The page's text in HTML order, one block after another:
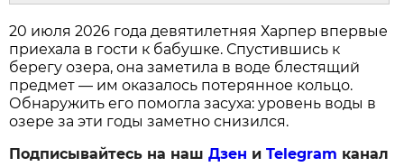
20 июля 2026 года девятилетняя Харпер впервые
приехала в гости к бабушке. Спустившись к
берегу озера, она заметила в воде блестящий
предмет — им оказалось потерянное кольцо.
Обнаружить его помогла засуха: уровень воды в
озере за эти годы заметно снизился.
Подписывайтесь на нашДзен иTelegram канал